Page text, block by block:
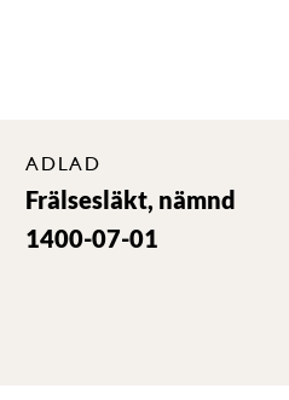
ADLAD
Frälsesläkt, nämnd
1400-07-01